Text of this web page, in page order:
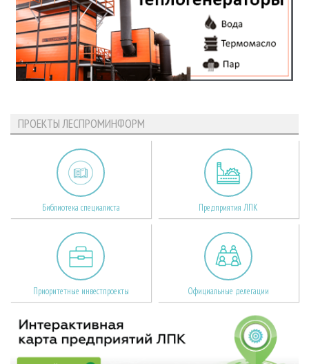
ПРОЕКТЫ ЛЕСПРОМИНФОРМ
Библиотека специалиста Предприятия ЛПК
Приоритетные инвестпроекты Официальные делегации